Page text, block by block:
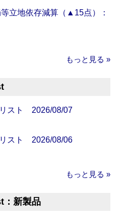
立地依存減算（▲15点）：
もっと見る »
スト 2026/08/07
スト 2026/08/06
もっと見る »
：新製品